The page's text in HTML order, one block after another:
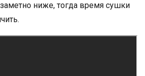
ниже, тогда время сушки